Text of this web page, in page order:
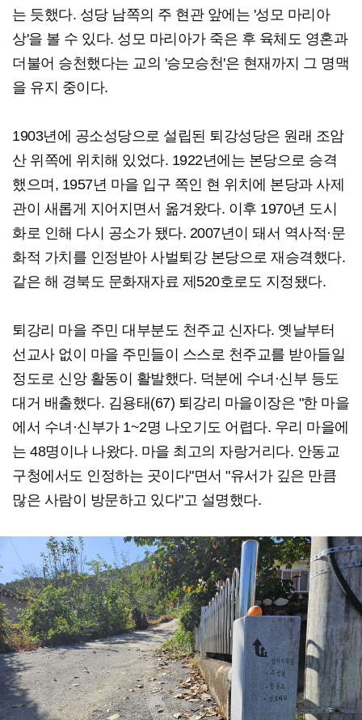
는 듯했다. 성당 남쪽의 주 현관 앞에는 '성모 마리아
상'을 볼 수 있다. 성모 마리아가 죽은 후 육체도 영혼과
더불어 승천했다는 교의 '승모승천'은 현재까지 그 명맥
을 유지 중이다.
1903년에 공소성당으로 설립된 퇴강성당은 원래 조암
산 위쪽에 위치해 있었다. 1922년에는 본당으로 승격
했으며, 1957년 마을 입구 쪽인 현 위치에 본당과 사제
관이 새롭게 지어지면서 옮겨왔다. 이후 1970년 도시
화로 인해 다시 공소가 됐다. 2007년이 돼서 역사적·문
화적 가치를 인정받아 사벌퇴강 본당으로 재승격했다.
같은 해 경북도 문화재자료 제520호로도 지정됐다.
퇴강리 마을 주민 대부분도 천주교 신자다. 옛날부터
선교사 없이 마을 주민들이 스스로 천주교를 받아들일
정도로 신앙 활동이 활발했다. 덕분에 수녀·신부 등도
대거 배출했다. 김용태(67) 퇴강리 마을이장은 "한 마을
에서 수녀·신부가 1~2명 나오기도 어렵다. 우리 마을에
는 48명이나 나왔다. 마을 최고의 자랑거리다. 안동교
구청에서도 인정하는 곳이다"면서 "유서가 깊은 만큼
많은 사람이 방문하고 있다"고 설명했다.